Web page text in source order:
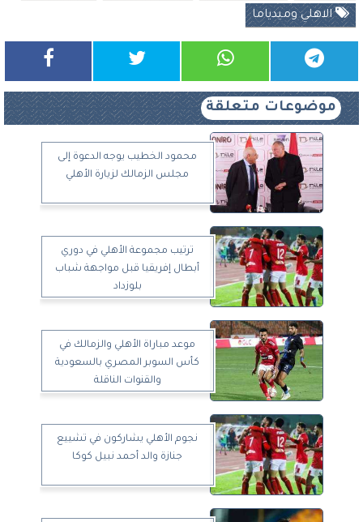
الاهلي وميدياما
موضوعات متعلقة
محمود الخطيب يوجه الدعوة إلى
مجلس الزمالك لزيارة الأهلي
ترتيب مجموعة الأهلي في دوري
أبطال إفريقيا قبل مواجهة شباب
بلوزداد
موعد مباراة الأهلي والزمالك في
كأس السوبر المصري بالسعودية
والقنوات الناقلة
نجوم الأهلي يشاركون في تشييع
جنازة والد أحمد نبيل كوكا